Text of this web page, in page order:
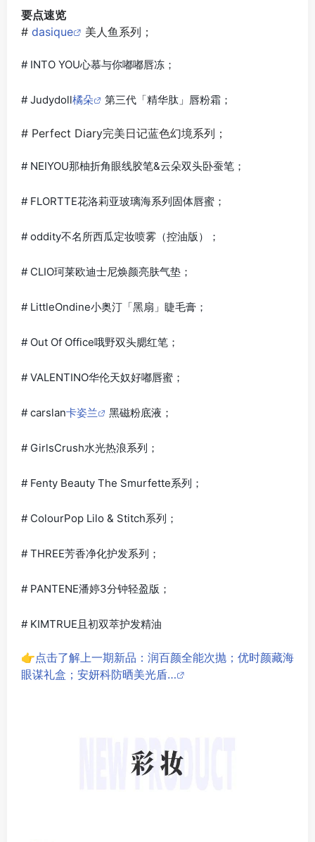
要点速览
# dasique 美人鱼系列；
# INTO YOU心慕与你嘟嘟唇冻；
# Judydoll橘朵 第三代「精华肽」唇粉霜；
# Perfect Diary完美日记蓝色幻境系列；
# NEIYOU那柚折角眼线胶笔&云朵双头卧蚕笔；
# FLORTTE花洛莉亚玻璃海系列固体唇蜜 ；
# oddity不名所西瓜定妆喷雾（控油版）；
# CLIO珂莱欧迪士尼焕颜亮肤气垫；
# LittleOndine小奥汀「黑扇」睫毛膏；
# Out Of Office哦野双头腮红笔；
# VALENTINO华伦天奴好嘟唇蜜；
# carslan卡姿兰 黑磁粉底液；
# GirlsCrush水光热浪系列；
# Fenty Beauty The Smurfette系列；
# ColourPop Lilo & Stitch系列；
# THREE芳香净化护发系列；
# PANTENE潘婷3分钟轻盈版；
# KIMTRUE且初双萃护发精油
👉点击了解上一期新品：润百颜全能次抛；优时颜藏海
眼谋礼盒；安妍科防晒美光盾…